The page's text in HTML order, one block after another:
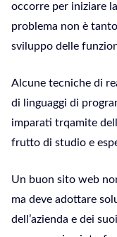
occorre per iniziare
problema non è
sviluppo delle
Alcune tecniche di
di linguaggi di
imparati trqamite
frutto di studio e
Un buon sito web
ma deve adottare
dell’azienda e dei